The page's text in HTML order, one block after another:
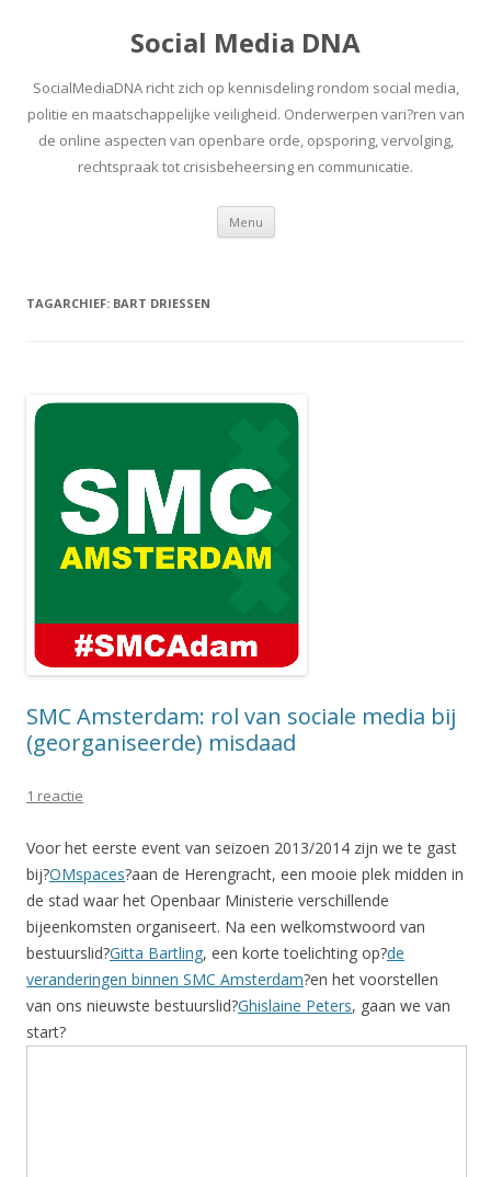
Social Media DNA
SocialMediaDNA richt zich op kennisdeling rondom social media,
politie en maatschappelijke veiligheid. Onderwerpen vari?ren van
de online aspecten van openbare orde, opsporing, vervolging,
rechtspraak tot crisisbeheersing en communicatie.
Menu Spring
inhoud
TAGARCHIEF: BART DRIESSEN
SMC Amsterdam: rol van sociale media bij
(georganiseerde) misdaad
1 reactie
Voor het eerste event van seizoen 2013/2014 zijn we te gast
bij?OMspaces?aan de Herengracht, een mooie plek midden in
de stad waar het Openbaar Ministerie verschillende
bijeenkomsten organiseert. Na een welkomstwoord van
bestuurslid?Gitta Bartling, een korte toelichting op?de
veranderingen binnen SMC Amsterdam?en het voorstellen
van ons nieuwste bestuurslid?Ghislaine Peters, gaan we van
start?